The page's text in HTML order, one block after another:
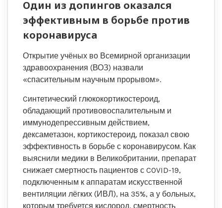
Один из допингов оказался
эффективным в борьбе против
коронавируса
Открытие учёных во Всемирной организации
здравоохранения (ВОЗ) назвали
«спасительным научным прорывом».
Cинтетический глюкокортикостероид,
обладающий противовоспалительным и
иммунодепрессивным действием,
дексаметазон, кортикостероид, показал свою
эффективность в борьбе с коронавирусом. Как
выяснили медики в Великобритании, препарат
снижает смертность пациентов с COVID-19,
подключенным к аппаратам искусственной
вентиляции лёгких (ИВЛ), на 35%, а у больных,
которым требуется кислород, смертность